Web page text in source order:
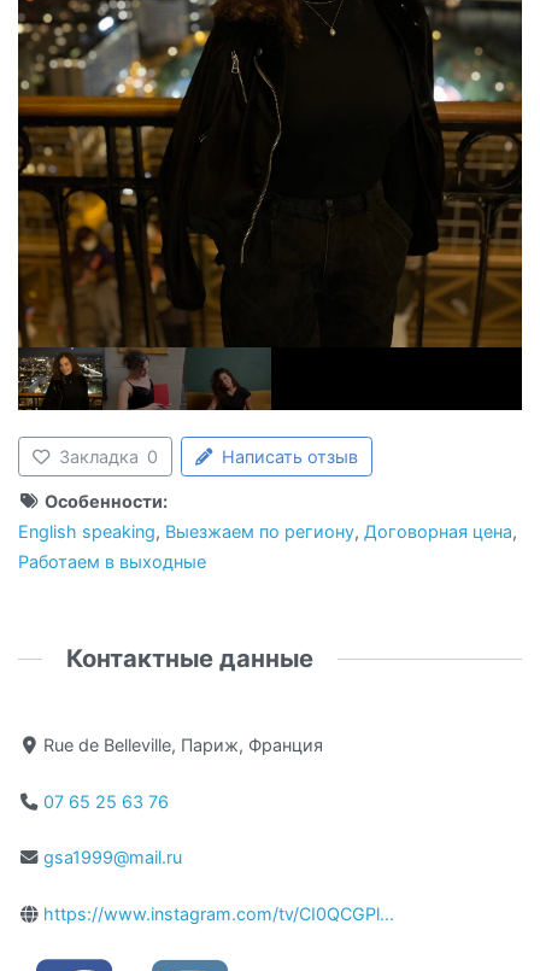
Закладка 0 Написать отзыв
Особенности:
English speaking, Выезжаем по региону, Договорная цена,
Работаем в выходные
Контактные данные
Rue de Belleville, Париж, Франция
07 65 25 63 76
gsa1999@mail.ru
https://www.instagram.com/tv/CI0QCGPl...